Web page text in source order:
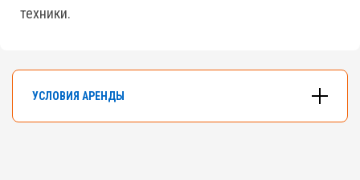
техники.
УСЛОВИЯ АРЕНДЫ